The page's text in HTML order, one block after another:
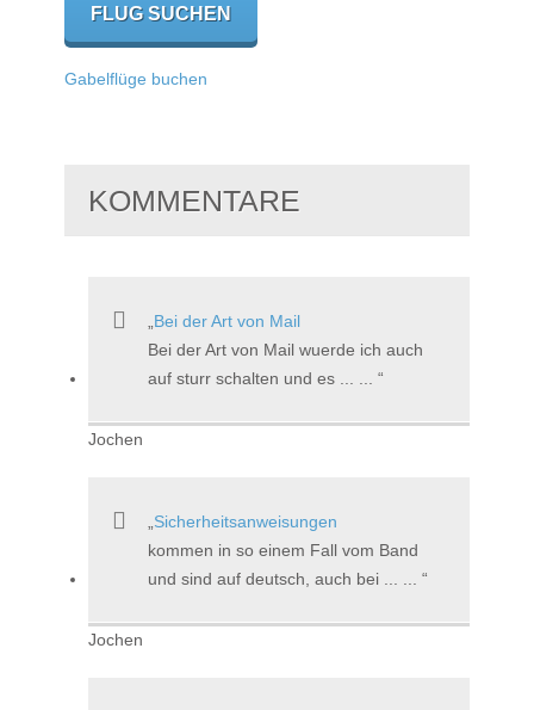
Gabelflüge buchen
KOMMENTARE
Bei der Art von Mail
Bei der Art von Mail wuerde ich auch
auf sturr schalten und es ... ...
Jochen
Sicherheitsanweisungen
kommen in so einem Fall vom Band
und sind auf deutsch, auch bei ... ...
Jochen